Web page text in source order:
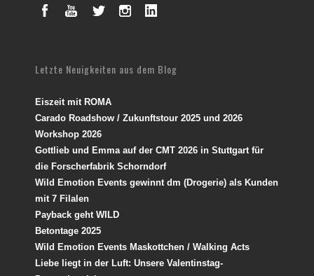
Letzte Neuigkeiten aus dem Blog
Eiszeit mit ROMA
Carado Roadshow / Zukunftstour 2025 und 2026
Workshop 2026
Gottlieb und Emma auf der CMT 2026 in Stuttgart für
die Forscherfabrik Schorndorf
Wild Emotion Events gewinnt dm (Drogerie) als Kunden
mit 7 Filalen
Payback geht WILD
Betontage 2025
Wild Emotion Events Maskottchen / Walking Acts
Liebe liegt in der Luft: Unsere Valentinstag-